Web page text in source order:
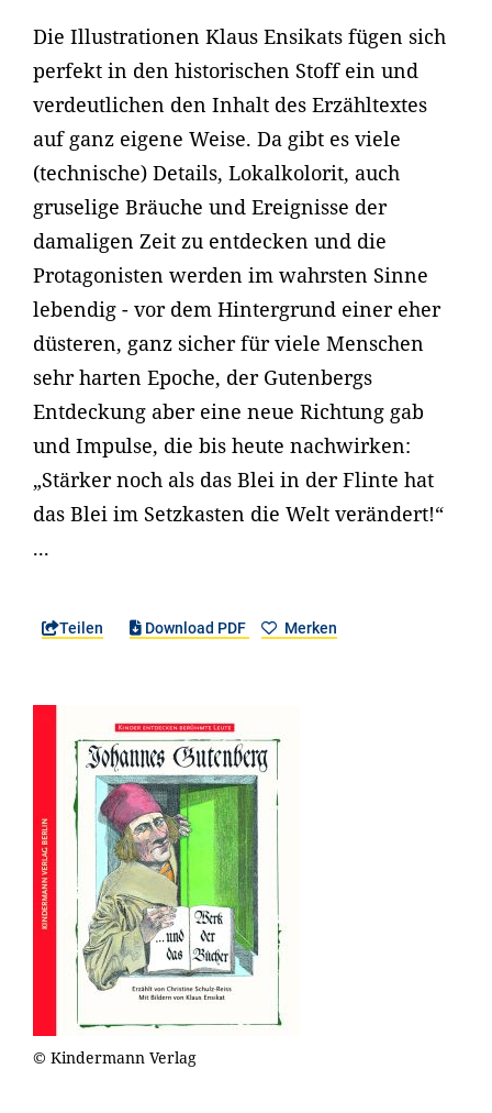
Die Illustrationen Klaus Ensikats fügen sich
perfekt in den historischen Stoff ein und
verdeutlichen den Inhalt des Erzähltextes
auf ganz eigene Weise. Da gibt es viele
(technische) Details, Lokalkolorit, auch
gruselige Bräuche und Ereignisse der
damaligen Zeit zu entdecken und die
Protagonisten werden im wahrsten Sinne
lebendig - vor dem Hintergrund einer eher
düsteren, ganz sicher für viele Menschen
sehr harten Epoche, der Gutenbergs
Entdeckung aber eine neue Richtung gab
und Impulse, die bis heute nachwirken:
„Stärker noch als das Blei in der Flinte hat
das Blei im Setzkasten die Welt verändert!“
...
Teilen Download PDF Merken
© Kindermann Verlag